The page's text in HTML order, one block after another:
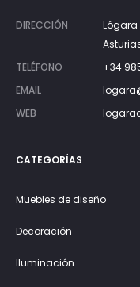
DIRECCIÓN
Lógara
TELÉFONO
+34
EMAIL
WEB
CATEGORÍAS
Muebles de diseño
Decoración
Iluminación